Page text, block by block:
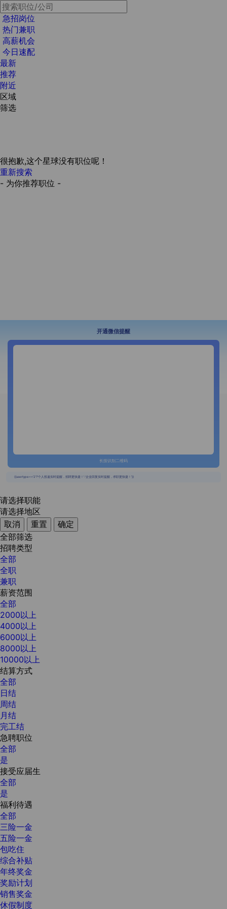
急招岗位
热门兼职
高薪机会
今日速配
最新
推荐
附近
区域
筛选
很抱歉,这个星球没有职位呢！
重新搜索
- 为你推荐职位 -
开通微信提醒
长按识别二维码
{{usertype=='2'?'个人投递实时提醒，招聘更快捷！':'企业回复实时提醒，求职更快捷！'}}
请选择职能
请选择地区
取消
重置
确定
全部筛选
招聘类型
全部
全职
兼职
薪资范围
全部
2000以上
4000以上
6000以上
8000以上
10000以上
结算方式
全部
日结
周结
月结
完工结
急聘职位
全部
是
接受应届生
全部
是
福利待遇
全部
三险一金
五险一金
包吃住
综合补贴
年终奖金
奖励计划
销售奖金
休假制度